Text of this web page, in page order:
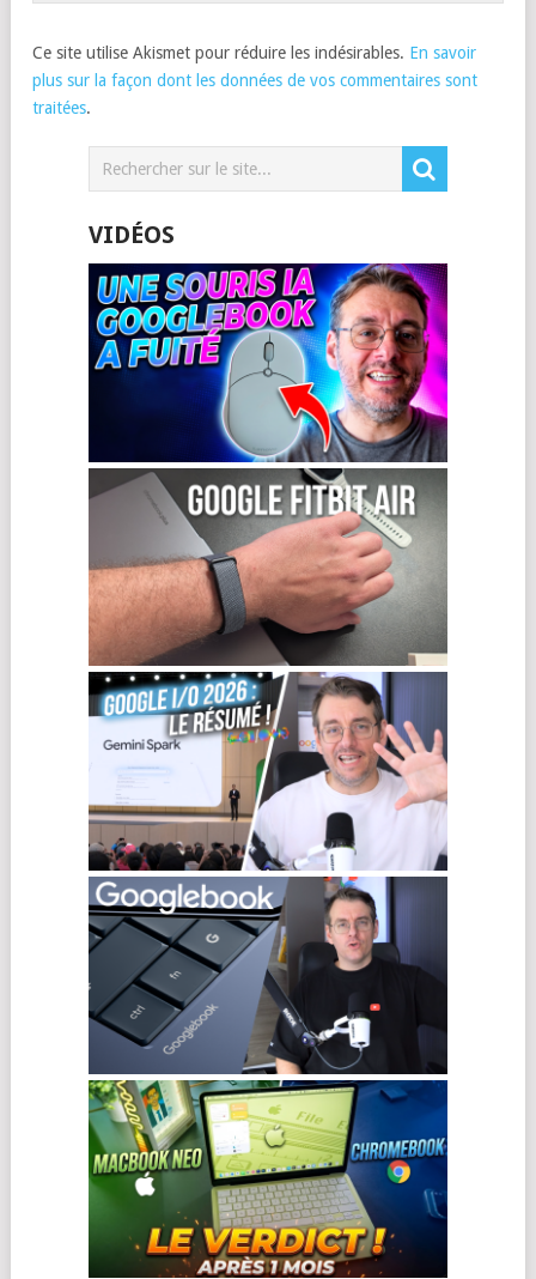
Ce site utilise Akismet pour réduire les indésirables. En savoir
plus sur la façon dont les données de vos commentaires sont
traitées.
VIDÉOS